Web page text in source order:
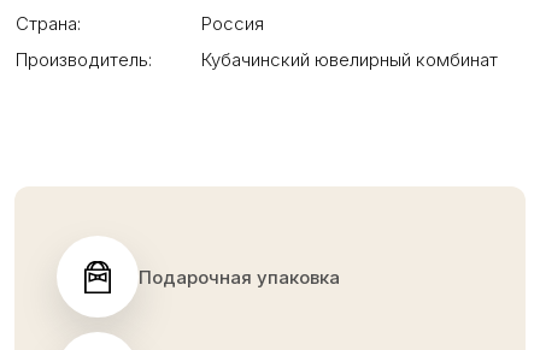
Страна:
Россия
Производитель:
Кубачинский ювелирный комбинат
Подарочная упаковка